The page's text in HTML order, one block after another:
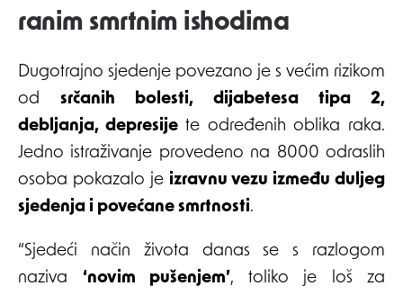
ranim smrtnim ishodima
Dugotrajno sjedenje povezano je s većim rizikom
odsrčanih bolesti, dijabetesa tipa 2,
debljanja, depresijete određenih oblika raka.
Jedno istraživanje provedeno na 8000 odraslih
osoba pokazalo je izravnu vezu između duljeg
sjedenja i povećane smrtnosti.
“Sjedeći način života danas se s razlogom
naziva ‘novim pušenjem’, toliko je loš za